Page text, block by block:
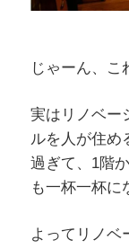
じゃーん、こ
実はリノベー
ルを人が住め
過ぎて、1階
も一杯一杯に
よってリノベ